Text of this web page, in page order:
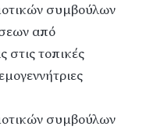
συμβούλων
από
στις τοπικές
συμβούλων